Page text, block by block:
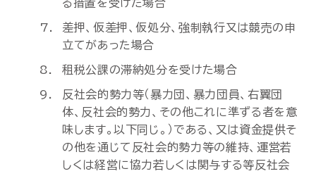
る措置を受けた場合
差押、仮差押、仮処分、強制執行又は競売の申
立てがあった場合
租税公課の滞納処分を受けた場合
反社会的勢力等（暴力団、暴力団員、右翼団
体、反社会的勢力、その他これに準ずる者を意
味します。以下同じ。）である、又は資金提供そ
の他を通じて反社会的勢力等の維持、運営若
しくは経営に協力若しくは関与する等反社会